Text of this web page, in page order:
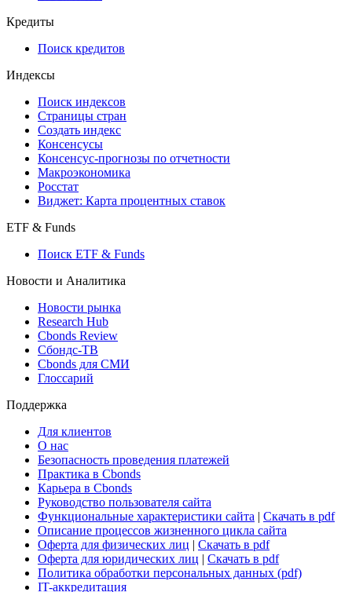
API and Data Feed
API каталог
Кредиты
Поиск кредитов
Индексы
Поиск индексов
Страницы стран
Создать индекс
Консенсусы
Макроэкономика
Виджет: Карта процентных ставок
ETF & Funds
Поиск ETF & Funds
Новости и Аналитика
Новости рынка
Research Hub
Сбондс-ТВ
Глоссарий
Поддержка
Для клиентов
О нас
Безопасность проведения платежей
Практика в Cbonds
Карьера в Cbonds
Руководство пользователя сайта
Функциональные характеристики сайта|Скачать в pdf
Описание процессов жизненного цикла сайта